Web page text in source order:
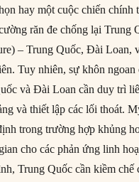
hay một cuộc chiến chính
răn đe chống lại Trung
– Trung Quốc, Đài Loan,
Tuy nhiên, sự khôn ngoan
và Đài Loan cần duy trì
và thiết lập các lối thoát.
trong trường hợp khủng
cho các phản ứng linh
Trung Quốc cần kiềm chế